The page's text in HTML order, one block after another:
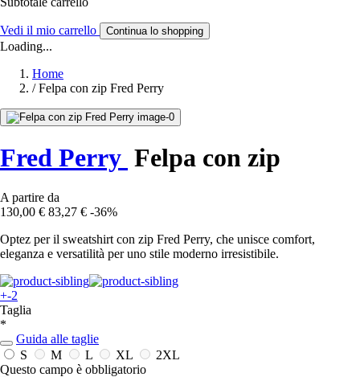
Vedi il mio carrello Continua lo shopping
Loading...
Home
/ Felpa con zip Fred Perry
Fred Perry Felpa con zip
A partire da
130,00 € 83,27 € -36%
Optez per il sweatshirt con zip Fred Perry, che unisce comfort,
eleganza e versatilità per uno stile moderno irresistibile.
+-2
Taglia
*
Guida alle taglie
S
M L XL
2XL
Questo campo è obbligatorio